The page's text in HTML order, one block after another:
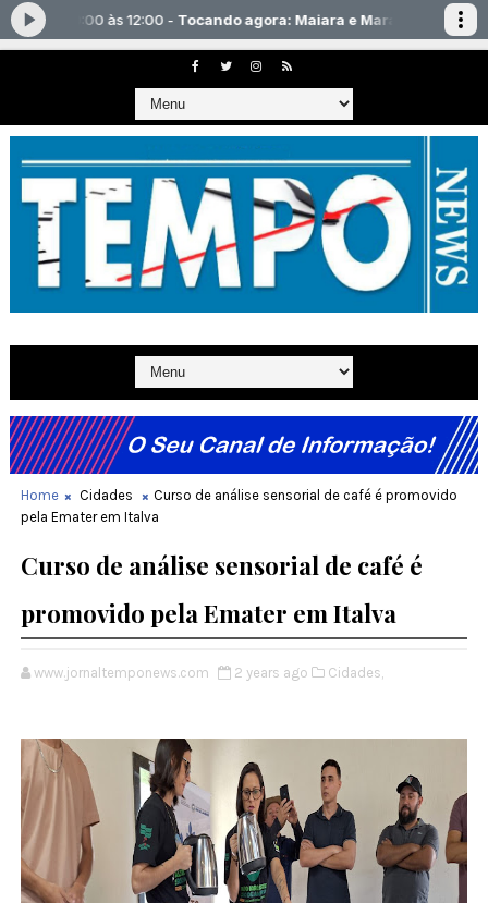
Home Cidades
Curso de análise sensorial de café é promovido
pela Emater em Italva
Curso de análise sensorial de café é
promovido pela Emater em Italva
www.jornaltemponews.com 2 years ago Cidades,